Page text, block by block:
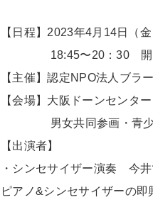
【日程】2023年4月14日（金
18:45〜20：30 開場
【主催】認定NPO法人ブラ
【会場】大阪ドーンセンター
男女共同参画・青少年
【出演者】
・シンセサイザー演奏 今井
ピアノ&シンセサイザーの